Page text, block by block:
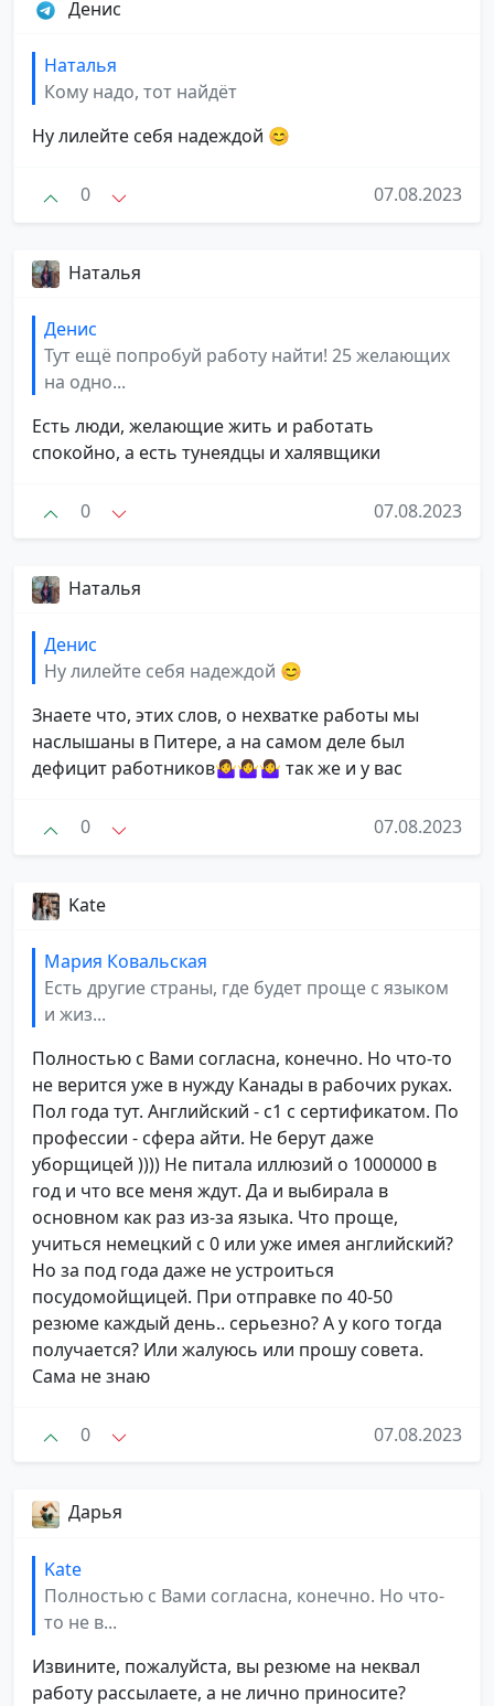
Денис
Наталья
Кому надо, тот найдёт
Ну лилейте себя надеждой 😊
0 07.08.2023
Наталья
Денис
Тут ещё попробуй работу найти! 25 желающих
на одно...
Есть люди, желающие жить и работать
спокойно, а есть тунеядцы и халявщики
0 07.08.2023
Наталья
Денис
Ну лилейте себя надеждой 😊
Знаете что, этих слов, о нехватке работы мы
наслышаны в Питере, а на самом деле был
дефицит работников🤷‍♀🤷‍♀🤷‍♀ так же и у вас
0 07.08.2023
Kate
Мария Ковальская
Есть другие страны, где будет проще с языком
и жиз...
Полностью с Вами согласна, конечно. Но что-то
не верится уже в нужду Канады в рабочих руках.
Пол года тут. Английский - с1 с сертификатом. По
профессии - сфера айти. Не берут даже
уборщицей )))) Не питала иллюзий о 1000000 в
год и что все меня ждут. Да и выбирала в
основном как раз из-за языка. Что проще,
учиться немецкий с 0 или уже имея английский?
Но за под года даже не устроиться
посудомойщицей. При отправке по 40-50
резюме каждый день.. серьезно? А у кого тогда
получается? Или жалуюсь или прошу совета.
Сама не знаю
0 07.08.2023
Дарья
Kate
Полностью с Вами согласна, конечно. Но что-
то не в...
Извините, пожалуйста, вы резюме на неквал
работу рассылаете, а не лично приносите?